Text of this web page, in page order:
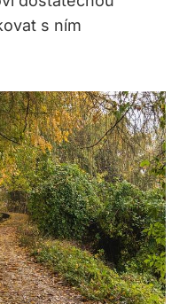
s ním